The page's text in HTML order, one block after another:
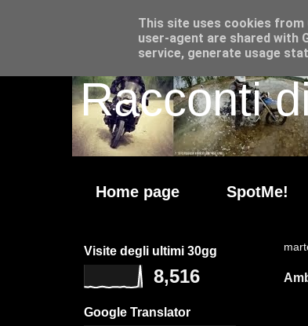
Racconti
Home page SpotMe!
Visite degli ultimi 30gg
8,516
Google Translator
This site uses cookies from
user-agent are shared with
service, generate usage